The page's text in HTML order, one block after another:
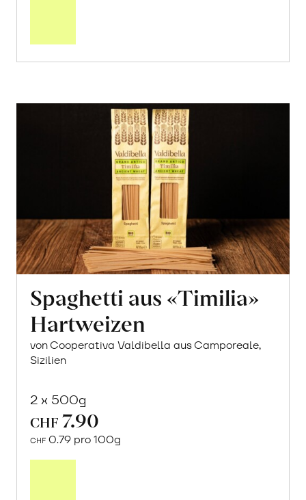
Spaghetti aus «Timilia»
Hartweizen
von Cooperativa Valdibella aus Camporeale,
Sizilien
2 x 500g
CHF 7.90
CHF 0.79 pro 100g